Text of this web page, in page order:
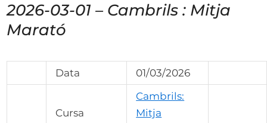
2026-03-01 – Cambrils : Mitja
Marató
Data 01/03/2026
Cursa
Cambrils:
Mitja